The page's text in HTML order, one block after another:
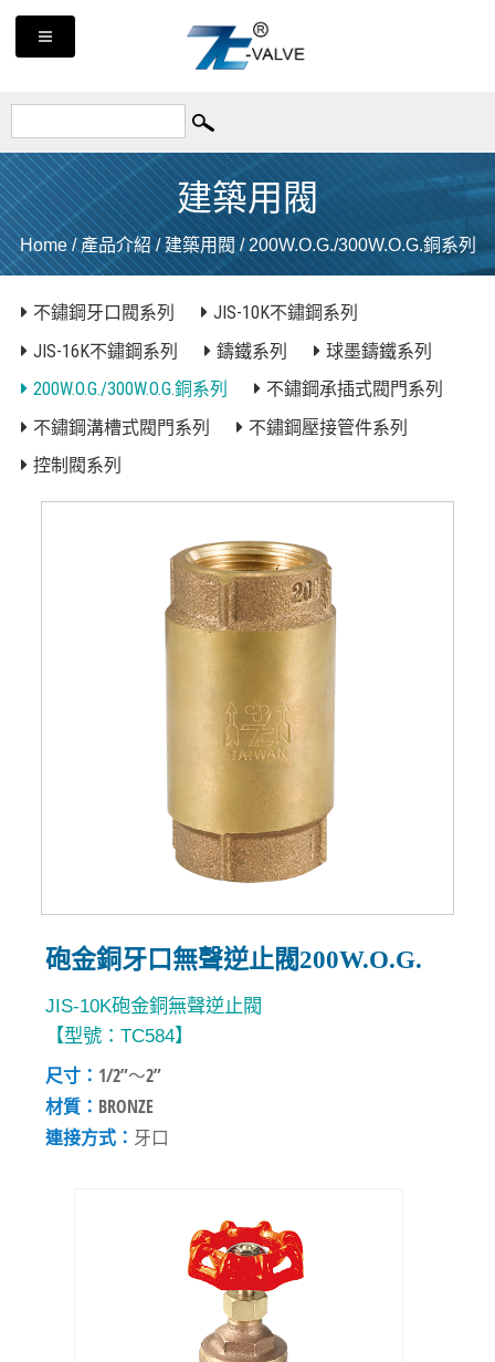
建築用閥
Home/產品介紹/建築用閥/200W.O.G./300W.O.G.銅系列
不鏽鋼牙口閥系列
JIS-10K不鏽鋼系列
JIS-16K不鏽鋼系列
鑄鐵系列
球墨鑄鐵系列
200W.O.G./300W.O.G.銅系列
不鏽鋼承插式閥門系列
不鏽鋼溝槽式閥門系列
不鏽鋼壓接管件系列
控制閥系列
砲金銅牙口無聲逆止閥200W.O.G.
JIS-10K砲金銅無聲逆止閥
【型號：TC584】
尺寸： 1/2”～2”
材質： BRONZE
連接方式： 牙口